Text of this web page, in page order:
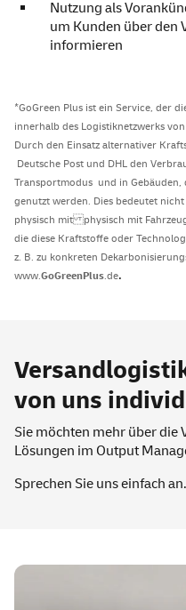
Nutzung als
um Kunden über den
informieren
*GoGreen Plus ist ein Service, der
innerhalb des Logistiknetzwerks
Durch den Einsatz alternativer
Deutsche Post und DHL den
Transportmodus und in Gebäuden,
genutzt werden. Dies bedeutet
physisch mit physisch mit
die diese Kraftstoffe oder
z. B. zu konkreten
www.GoGreenPlus.de​.
von uns
Sie möchten mehr über die
Lösungen im Output
Sprechen Sie uns einfach an.